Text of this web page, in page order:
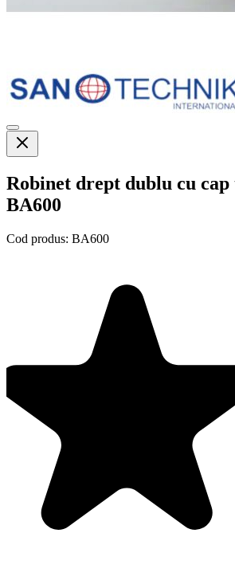
Robinet drept dublu cu
BA600
Cod produs: BA600